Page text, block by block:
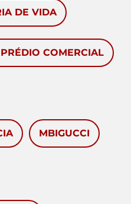
DE VIDA
COMERCIAL
MBIGUCCI